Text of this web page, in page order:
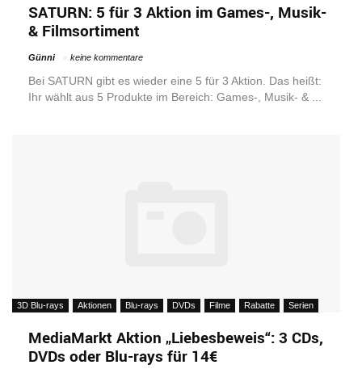
SATURN: 5 für 3 Aktion im Games-, Musik-
& Filmsortiment
Günni keine kommentare
Bei SATURN gibt es wieder eine 5 für 3 Aktion. Das heißt:
Ihr wählt aus 5 Produkte im Bereich: Games-, Musik- & ...
3D Blu-rays Aktionen Blu-rays DVDs Filme Rabatte Serien
MediaMarkt Aktion „Liebesbeweis“: 3 CDs,
DVDs oder Blu-rays für 14€